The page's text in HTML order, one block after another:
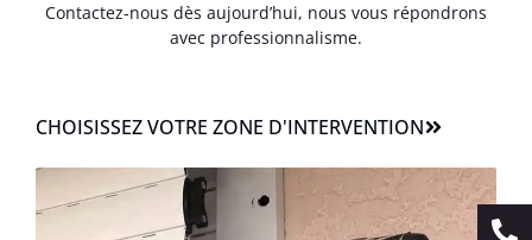
Contactez-nous dès aujourd’hui, nous vous répondrons
avec professionnalisme.
CHOISISSEZ VOTRE ZONE D'INTERVENTION